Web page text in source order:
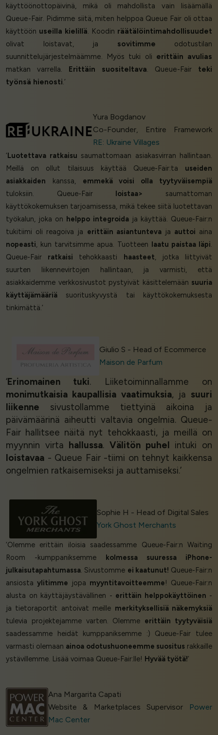
käyttöönottopäivinä, mikä oli mahdollista vain lisäämällä
Queue-Fair. Pidimme siitä, miten helppoa Queue Fair oli ottaa
käyttöön useilla kielillä. Koodin räätälöintimahdollisuudet
olivat loistavat, ja sovitimme odotustilan
suunnittelujärjestelmäämme. Myös tuki oli erittäin avulias
matkan varrella. Erittäin suositeltava. Queue-Fair teki
työnsä hienosti.’
Yura Bogdanov
Co-Founder, Entire Framework
RE: Ukraine Villages
‘Luotettava ratkaisu saumattomaan asiakasvirran hallintaan.
Meillä on ollut tilaisuus käyttää Queue-Fair:ta useiden
asiakkaiden kanssa, emmekä voisi olla tyytyväisempiä
tuloksiin. Queue-Fair loistaa> saumattoman
käyttökokemuksen tarjoamisessa, mikä tekee siitä luotettavan
työkalun, joka on helppo integroidaja käyttää. Queue-Fair:n
tukitiimi oli reagoiva ja erittäin asiantuntevaja auttoi aina
nopeasti , kun tarvitsimme apua. Tuotteen laatu paistaa läpi
Queue-Fair ratkaisi tehokkaasti haasteet , jotka liittyivät
suurten liikennevirtojen hallintaan, ja varmisti, että
asiakkaidemme verkkosivustot pystyivät käsittelemään suuria
käyttäjämääriä suorituskyvystä tai käyttökokemuksesta
tinkimättä.’
Giulio S - Head of Ecommerce
Maison de Parfum
‘Erinomainen tuki. Liiketoiminnallamme on
monimutkaisia kaupallisia vaatimuksia, ja suuri
liikenne sivustollamme tiettyinä aikoina ja
päivämäärinä aiheutti valtavia ongelmia. Queue-
Fair hallitsee näitä nyt tehokkaasti, ja meillä on
myynnin virta hallussa.Välitön puhel intuki on
loistavaa - Queue Fair -tiimi on tehnyt kaikkensa
ongelmien ratkaisemiseksi ja auttamiseksi.’
Sophie H - Head of Digital Sales
York Ghost Merchants
‘Olemme erittäin iloisia saadessamme Queue-Fair:n Waiting
Room -kumppaniksemme kolmessa suuressa iPhone-
julkaisutapahtumassa . Sivustomme ei kaatunut! Queue-Fair:n
ansiosta ylitimme jopa myyntitavoitteemme! Queue-Fair:n
alusta on käyttäjäystävällinen - erittäin helppokäyttöinen -
ja tietoraportit antoivat meille merkityksellisiä näkemyksiä
tulevia projektejamme varten. Olemme erittäin tyytyväisiä
saadessamme heidät kumppaniksemme :) Queue-Fair tulee
varmasti olemaan ainoa odotushuoneemme suositusrakkaille
ystävillemme. Lisää voimaa Queue-Fair:lle! Hyvää työtä!’
Ana Margarita Capati
Website & Marketplaces Supervisor
Power
Mac Center